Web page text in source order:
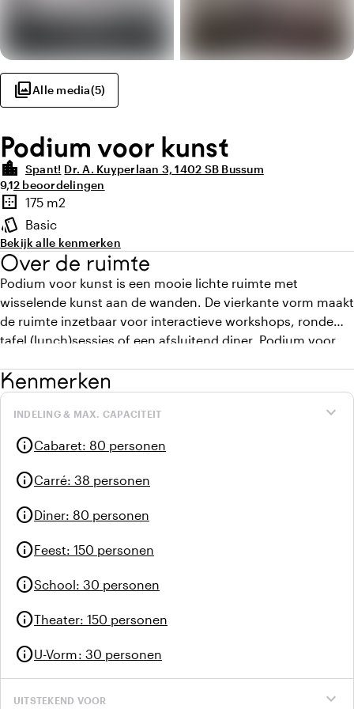
photo_libraryAlle media(5)
Podium voor kunst
location_city Spant! Dr. A. Kuyperlaan 3, 1402 SB Bussum
Gemiddelde beoordeling van 9,1 uit 10
9,1Aantal beoordelingen: 2
2 beoordelingen
Highlights
border_outer
Oppervlakte
175 m2
style
Sfeer en uitstraling
Basic
Bekijk alle kenmerken
Over de ruimte
Podium voor kunst is een mooie lichte ruimte met
wisselende kunst aan de wanden. De vierkante vorm maakt
de ruimte inzetbaar voor interactieve workshops, ronde
tafel (lunch)sessies of een afsluitend diner. Podium voor
Kenmerken
expand_more
INDELING & MAX. CAPACITEIT
infoCabaret: 80 personen
infoCarré: 38 personen
infoDiner: 80 personen
infoFeest: 150 personen
infoSchool: 30 personen
infoTheater: 150 personen
infoU-Vorm: 30 personen
expand_more
UITSTEKEND VOOR